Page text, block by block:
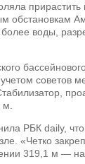
обстановкам
воды,
советов
РБК daily,
«Четко
319,1 м —